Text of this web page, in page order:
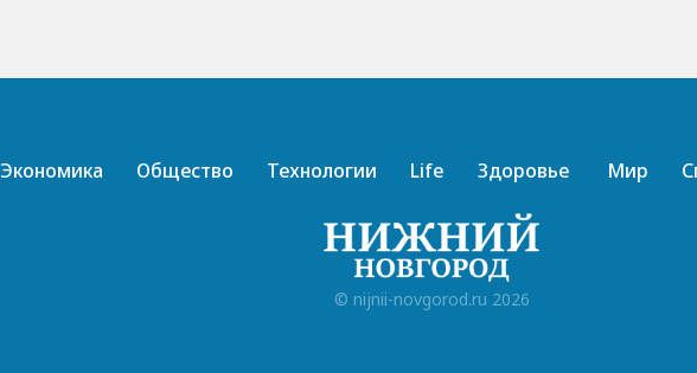
Экономика Общество Технологии Life Здоровье Мир
© nijnii-novgorod.ru 2026